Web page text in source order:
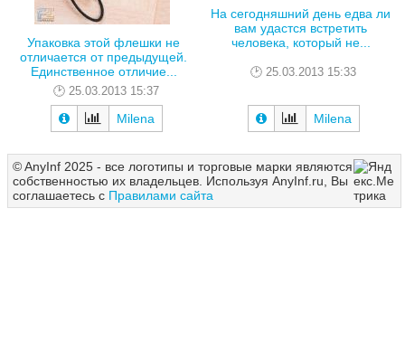
Упаковка этой флешки не
отличается от предыдущей.
Единственное отличие...
25.03.2013 15:37
Milena
На сегодняшний день едва ли
вам удастся встретить
человека, который не...
25.03.2013 15:33
Milena
© AnyInf 2025 - все логотипы и торговые марки являются
собственностью их владельцев. Используя AnyInf.ru, Вы
соглашаетесь с Правилами сайта